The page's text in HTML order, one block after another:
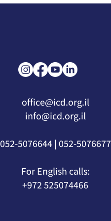
office@icd.org.il
info@icd.org.il
052-5076677 | 052-5076644
For English calls:
+972 525074466